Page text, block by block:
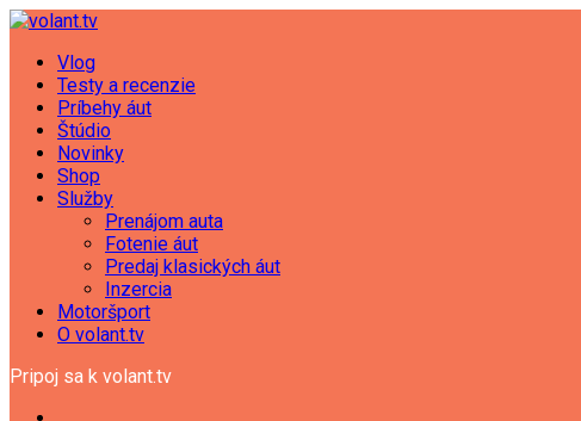
Vlog
Testy a recenzie
Príbehy áut
Štúdio
Novinky
Shop
Služby
Prenájom auta
Fotenie áut
Predaj klasických áut
Inzercia
Motoršport
O volant.tv
Pripoj sa k volant.tv